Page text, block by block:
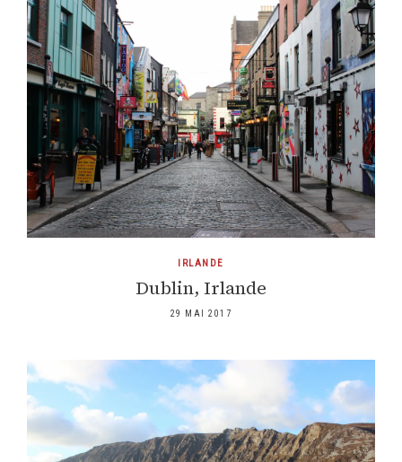
IRLANDE
Dublin, Irlande
29 MAI 2017